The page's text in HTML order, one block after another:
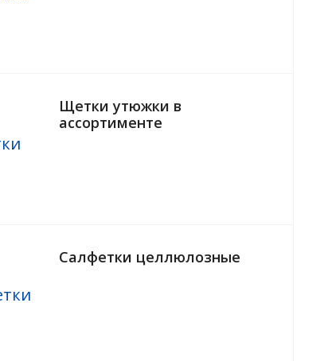
Щетки утюжки в
ассортименте
Салфетки целлюлозные